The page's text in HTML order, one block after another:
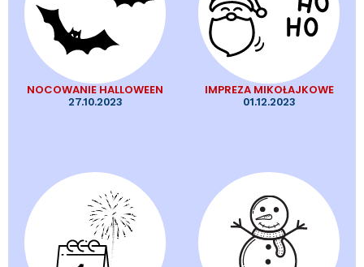
NOCOWANIE HALLOWEEN
27.10.2023
IMPREZA MIKOŁAJKOWE
01.12.2023